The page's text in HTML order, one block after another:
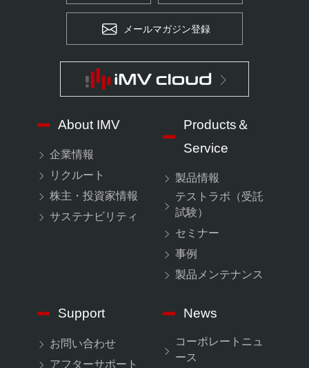
メールマガジン登録
About IMV
企業情報
リクルート
株主・投資家情報
サステナビリティ
Products＆
Service
製品情報
テストラボ（受託
試験）
セミナー
事例
製品メンテナンス
Support
お問い合わせ
アフターサポート
News
コーポレートニュ
ース